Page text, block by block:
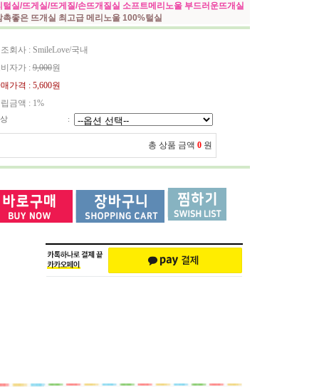
털실/뜨게실/뜨게질/손뜨개질실 소프트메리노울 부드러운뜨개실
촉좋은 뜨개실 최고급 메리노울 100%털실
회사 : SmileLove/국내
자가 :9,000원
가격 : 5,600원
금액 : 1%
:
총 상품 금액 0 원